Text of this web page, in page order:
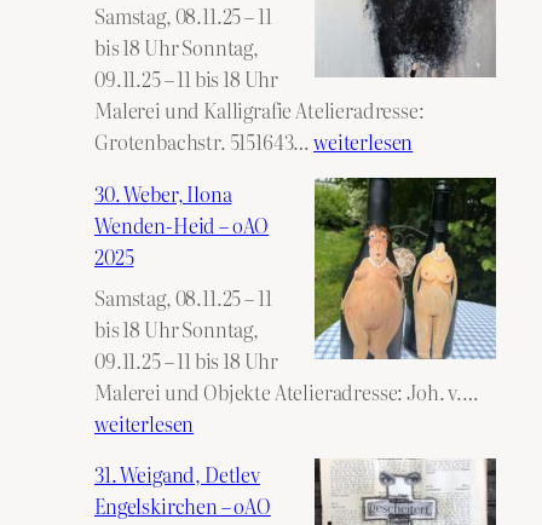
Samstag, 08.11.25 – 11
bis 18 Uhr Sonntag,
09.11.25 – 11 bis 18 Uhr
Malerei und Kalligrafie Atelieradresse:
Grotenbachstr. 5151643…29.
Wallefeld,
Sabine
Gummersbach
–
oAO
2025
weiterlesen
30. Weber, Ilona
Wenden-Heid – oAO
2025
Samstag, 08.11.25 – 11
bis 18 Uhr Sonntag,
09.11.25 – 11 bis 18 Uhr
Malerei und Objekte Atelieradresse: Joh. v.…
Ilona
Heid
weiterlesen
31. Weigand, Detlev
Engelskirchen – oAO